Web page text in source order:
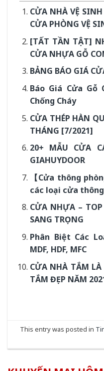
CỬA NHÀ VỆ
CỬA PHÒNG VỆ
[TẤT TẦN TẬT]
CỬA NHỰA GỖ
BẢNG BÁO GIÁ
Báo Giá Cửa Gỗ
Chống Cháy
CỬA THÉP HÀN
THÁNG [7/2021]
20+ MẪU CỬA
GIAHUYDOOR
【Cửa thông
các loại cửa
CỬA NHỰA –
SANG TRỌNG
Phân Biệt Các
MDF, HDF, MFC
CỬA NHÀ TẮM
TẮM ĐẸP NĂM
This entry was posted in